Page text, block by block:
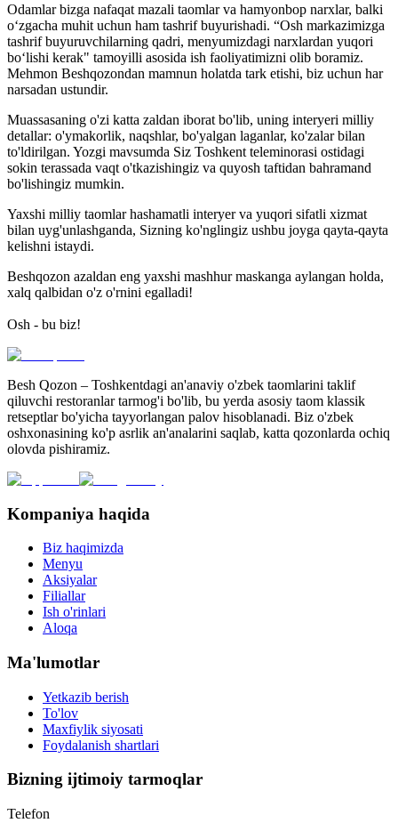
Odamlar bizga nafaqat mazali taomlar va hamyonbop narxlar, balki
o‘zgacha muhit uchun ham tashrif buyurishadi. “Osh markazimizga
tashrif buyuruvchilarning qadri, menyumizdagi narxlardan yuqori
bo‘lishi kerak" tamoyilli asosida ish faoliyatimizni olib boramiz.
Mehmon Beshqozondan mamnun holatda tark etishi, biz uchun har
narsadan ustundir.
Muassasaning o'zi katta zaldan iborat bo'lib, uning interyeri milliy
detallar: o'ymakorlik, naqshlar, bo'yalgan laganlar, ko'zalar bilan
to'ldirilgan. Yozgi mavsumda Siz Toshkent teleminorasi ostidagi
sokin terassada vaqt o'tkazishingiz va quyosh taftidan bahramand
bo'lishingiz mumkin.
Yaxshi milliy taomlar hashamatli interyer va yuqori sifatli xizmat
bilan uyg'unlashganda, Sizning ko'nglingiz ushbu joyga qayta-qayta
kelishni istaydi.
Beshqozon azaldan eng yaxshi mashhur maskanga aylangan holda,
xalq qalbidan o'z o'rnini egalladi!
Osh - bu biz!
Besh Qozon – Toshkentdagi an'anaviy o'zbek taomlarini taklif
qiluvchi restoranlar tarmog'i bo'lib, bu yerda asosiy taom klassik
retseptlar bo'yicha tayyorlangan palov hisoblanadi. Biz o'zbek
oshxonasining ko'p asrlik an'analarini saqlab, katta qozonlarda ochiq
olovda pishiramiz.
Kompaniya haqida
Biz haqimizda
Menyu
Aksiyalar
Filiallar
Ish o'rinlari
Aloqa
Ma'lumotlar
Yetkazib berish
To'lov
Maxfiylik siyosati
Foydalanish shartlari
Bizning ijtimoiy tarmoqlar
Telefon